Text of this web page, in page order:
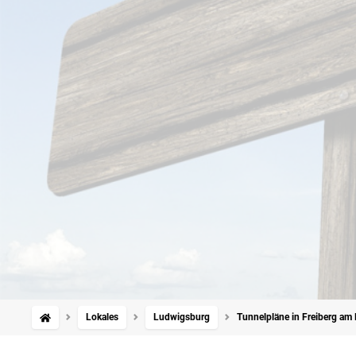
Lokales Ludwigsburg Tunnelpläne in Freiberg